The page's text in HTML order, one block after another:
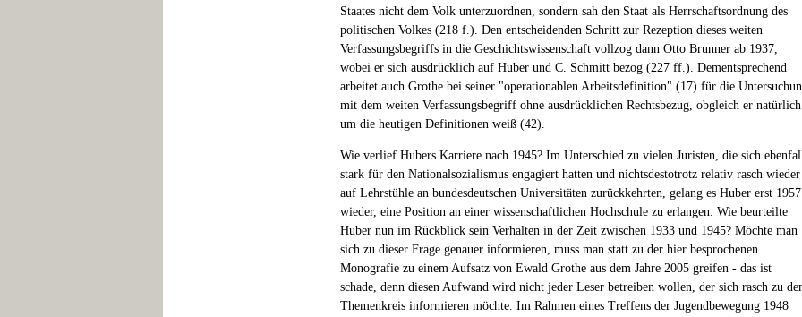
Staates nicht dem Volk unterzuordnen, sondern sah den Staat als Herrschaftsordnung des
politischen Volkes (218 f.). Den entscheidenden Schritt zur Rezeption dieses weiten
Verfassungsbegriffs in die Geschichtswissenschaft vollzog dann Otto Brunner ab 1937,
wobei er sich ausdrücklich auf Huber und C. Schmitt bezog (227 ff.). Dementsprechend
arbeitet auch Grothe bei seiner "operationablen Arbeitsdefinition" (17) für die
mit dem weiten Verfassungsbegriff ohne ausdrücklichen Rechtsbezug, obgleich er natürlich
um die heutigen Definitionen weiß (42).
Wie verlief Hubers Karriere nach 1945? Im Unterschied zu vielen Juristen, die sich
stark für den Nationalsozialismus engagiert hatten und nichtsdestotrotz relativ rasch wieder
auf Lehrstühle an bundesdeutschen Universitäten zurückkehrten, gelang es Huber erst 1957
wieder, eine Position an einer wissenschaftlichen Hochschule zu erlangen. Wie beurteilte
Huber nun im Rückblick sein Verhalten in der Zeit zwischen 1933 und 1945? Möchte man
sich zu dieser Frage genauer informieren, muss man statt zu der hier besprochenen
Monografie zu einem Aufsatz von Ewald Grothe aus dem Jahre 2005 greifen - das ist
schade, denn diesen Aufwand wird nicht jeder Leser betreiben wollen, der sich rasch zu
Themenkreis informieren möchte. Im Rahmen eines Treffens der Jugendbewegung 1948